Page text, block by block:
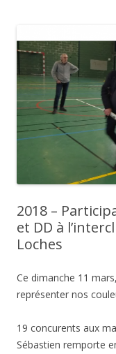
2018 –
et DD à
Loches
Ce dimanche 11
représenter nos
19 concurents aux
Sébastien remporte